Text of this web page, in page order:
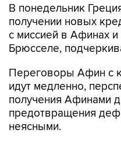
В понедельник
получении новых
с миссией в Афинах
Брюсселе,
Переговоры Афин с
идут медленно,
получения Афинами
предотвращения
неясными.